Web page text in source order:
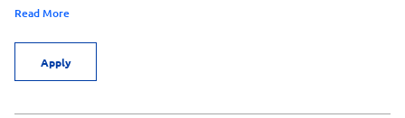
Read More
Apply